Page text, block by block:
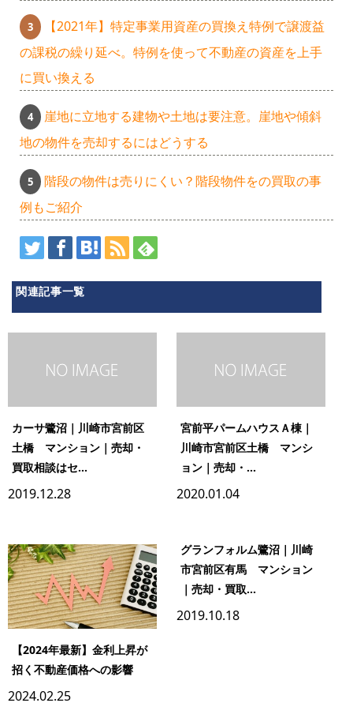
【2021年】特定事業用資産の買換え特例で譲渡益
の課税の繰り延べ。特例を使って不動産の資産を上手
に買い換える
崖地に立地する建物や土地は要注意。崖地や傾斜
地の物件を売却するにはどうする
階段の物件は売りにくい？階段物件をの買取の事
例もご紹介
関連記事一覧
カーサ鷺沼｜川崎市宮前区
土橋 マンション｜売却・
買取相談はセ...
2019.12.28
宮前平パームハウスＡ棟｜
川崎市宮前区土橋 マンシ
ョン｜売却・...
2020.01.04
【2024年最新】金利上昇が
招く不動産価格への影響
2024.02.25
グランフォルム鷺沼｜川崎
市宮前区有馬 マンション
｜売却・買取...
2019.10.18